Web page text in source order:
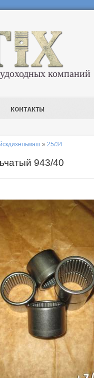
компаний
» 25/34
943/40